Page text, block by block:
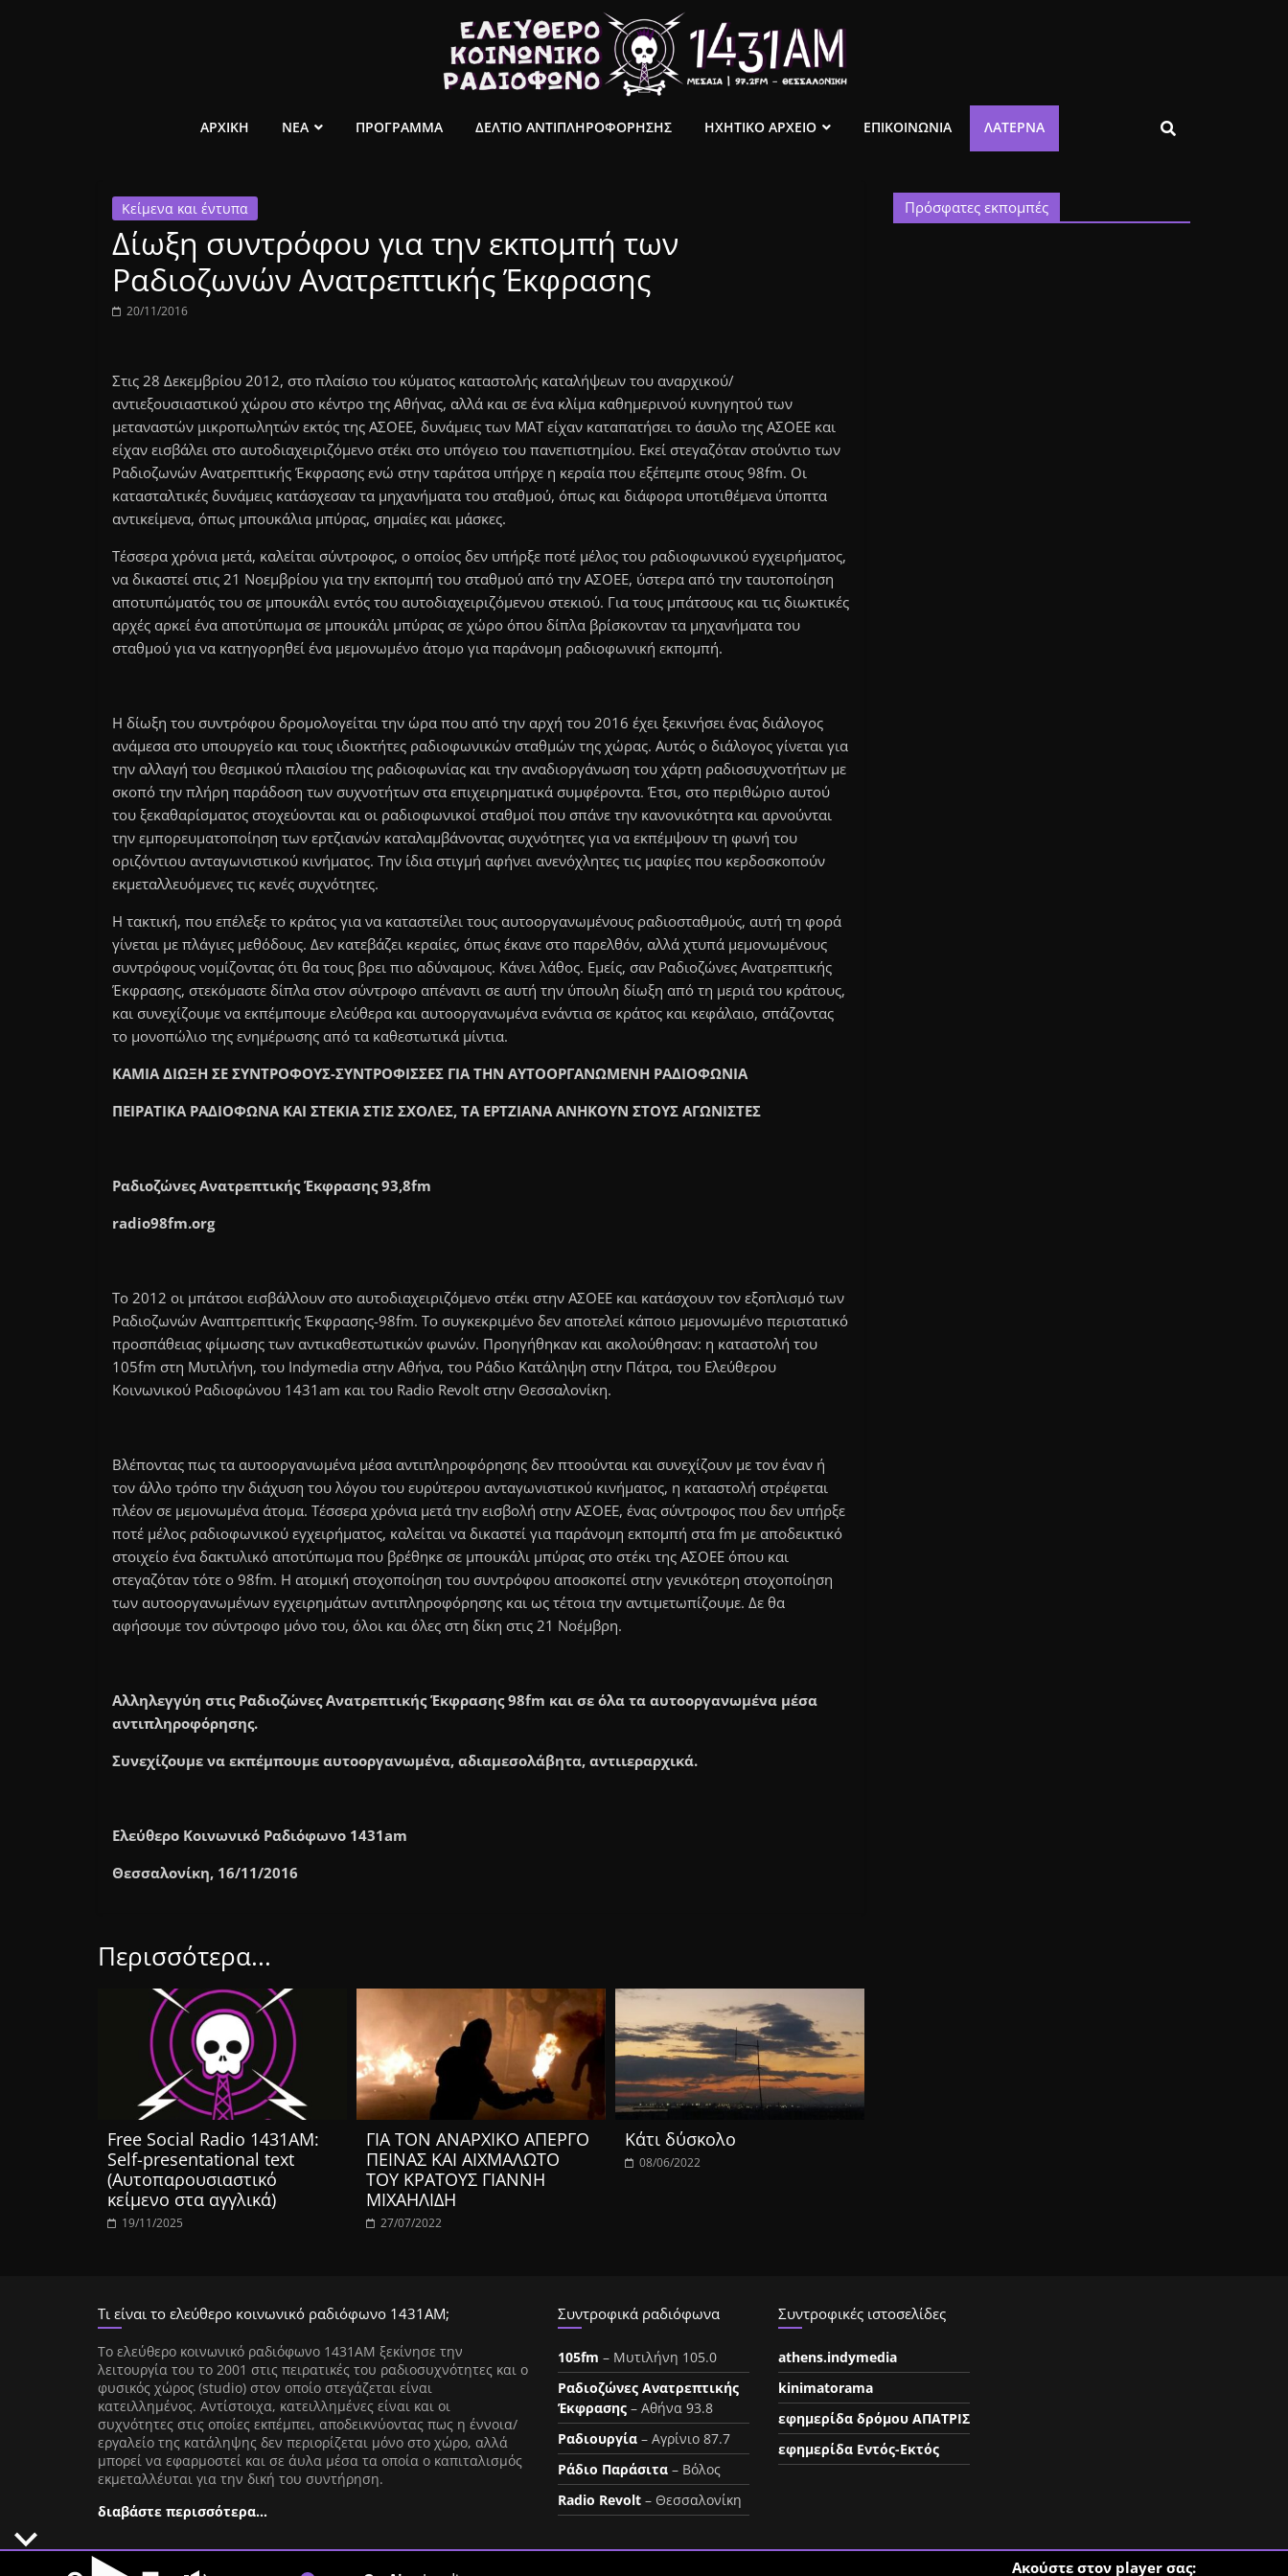
ελεύθερο
ραδιόφωνο
1431AM
ΑΡΧΙΚΗ ΝΕΑ ΠΡΟΓΡΑΜΜΑ ΔΕΛΤΙΟ ΑΝΤΙΠΛΗΡΟΦΟΡΗΣΗΣ ΗΧΗΤΙΚΟ ΑΡΧΕΙΟ ΕΠΙΚΟΙΝΩΝΙΑ ΛΑΤΈΡΝΑ
Κείμενα και έντυπα
Δίωξη συντρόφου για την εκπομπή των
Ραδιοζωνών Ανατρεπτικής Έκφρασης
20/11/2016
Στις 28 Δεκεμβρίου 2012, στο πλαίσιο του κύματος καταστολής καταλήψεων του αναρχικού/
αντιεξουσιαστικού χώρου στο κέντρο της Αθήνας, αλλά και σε ένα κλίμα καθημερινού κυνηγητού των
μεταναστών μικροπωλητών εκτός της ΑΣΟΕΕ, δυνάμεις των ΜΑΤ είχαν καταπατήσει το άσυλο της ΑΣΟΕΕ και
είχαν εισβάλει στο αυτοδιαχειριζόμενο στέκι στο υπόγειο του πανεπιστημίου. Εκεί στεγαζόταν στούντιο των
Ραδιοζωνών Ανατρεπτικής Έκφρασης ενώ στην ταράτσα υπήρχε η κεραία που εξέπεμπε στους 98fm. Οι
κατασταλτικές δυνάμεις κατάσχεσαν τα μηχανήματα του σταθμού, όπως και διάφορα υποτιθέμενα ύποπτα
αντικείμενα, όπως μπουκάλια μπύρας, σημαίες και μάσκες.
Τέσσερα χρόνια μετά, καλείται σύντροφος, ο οποίος δεν υπήρξε ποτέ μέλος του ραδιοφωνικού εγχειρήματος,
να δικαστεί στις 21 Νοεμβρίου για την εκπομπή του σταθμού από την ΑΣΟΕΕ, ύστερα από την ταυτοποίηση
αποτυπώματός του σε μπουκάλι εντός του αυτοδιαχειριζόμενου στεκιού. Για τους μπάτσους και τις διωκτικές
αρχές αρκεί ένα αποτύπωμα σε μπουκάλι μπύρας σε χώρο όπου δίπλα βρίσκονταν τα μηχανήματα του
σταθμού για να κατηγορηθεί ένα μεμονωμένο άτομο για παράνομη ραδιοφωνική εκπομπή.
Η δίωξη του συντρόφου δρομολογείται την ώρα που από την αρχή του 2016 έχει ξεκινήσει ένας διάλογος
ανάμεσα στο υπουργείο και τους ιδιοκτήτες ραδιοφωνικών σταθμών της χώρας. Αυτός ο διάλογος γίνεται για
την αλλαγή του θεσμικού πλαισίου της ραδιοφωνίας και την αναδιοργάνωση του χάρτη ραδιοσυχνοτήτων με
σκοπό την πλήρη παράδοση των συχνοτήτων στα επιχειρηματικά συμφέροντα. Έτσι, στο περιθώριο αυτού
του ξεκαθαρίσματος στοχεύονται και οι ραδιοφωνικοί σταθμοί που σπάνε την κανονικότητα και αρνούνται
την εμπορευματοποίηση των ερτζιανών καταλαμβάνοντας συχνότητες για να εκπέμψουν τη φωνή του
οριζόντιου ανταγωνιστικού κινήματος. Την ίδια στιγμή αφήνει ανενόχλητες τις μαφίες που κερδοσκοπούν
εκμεταλλευόμενες τις κενές συχνότητες.
Η τακτική, που επέλεξε το κράτος για να καταστείλει τους αυτοοργανωμένους ραδιοσταθμούς, αυτή τη φορά
γίνεται με πλάγιες μεθόδους. Δεν κατεβάζει κεραίες, όπως έκανε στο παρελθόν, αλλά χτυπά μεμονωμένους
συντρόφους νομίζοντας ότι θα τους βρει πιο αδύναμους. Κάνει λάθος. Εμείς, σαν Ραδιοζώνες Ανατρεπτικής
Έκφρασης, στεκόμαστε δίπλα στον σύντροφο απέναντι σε αυτή την ύπουλη δίωξη από τη μεριά του κράτους,
και συνεχίζουμε να εκπέμπουμε ελεύθερα και αυτοοργανωμένα ενάντια σε κράτος και κεφάλαιο, σπάζοντας
το μονοπώλιο της ενημέρωσης από τα καθεστωτικά μίντια.
ΚΑΜΙΑ ΔΙΩΞΗ ΣΕ ΣΥΝΤΡΟΦΟΥΣ-ΣΥΝΤΡΟΦΙΣΣΕΣ ΓΙΑ ΤΗΝ ΑΥΤΟΟΡΓΑΝΩΜΕΝΗ ΡΑΔΙΟΦΩΝΙΑ
ΠΕΙΡΑΤΙΚΑ ΡΑΔΙΟΦΩΝΑ ΚΑΙ ΣΤΕΚΙΑ ΣΤΙΣ ΣΧΟΛΕΣ, ΤΑ ΕΡΤΖΙΑΝΑ ΑΝΗΚΟΥΝ ΣΤΟΥΣ ΑΓΩΝΙΣΤΕΣ
Ραδιοζώνες Ανατρεπτικής Έκφρασης 93,8fm
radio98fm.org
Το 2012 οι μπάτσοι εισβάλλουν στο αυτοδιαχειριζόμενο στέκι στην ΑΣΟΕΕ και κατάσχουν τον εξοπλισμό των
Ραδιοζωνών Αναπτρεπτικής Έκφρασης-98fm. Το συγκεκριμένο δεν αποτελεί κάποιο μεμονωμένο περιστατικό
προσπάθειας φίμωσης των αντικαθεστωτικών φωνών. Προηγήθηκαν και ακολούθησαν: η καταστολή του
105fm στη Μυτιλήνη, του Indymedia στην Αθήνα, του Ράδιο Κατάληψη στην Πάτρα, του Ελεύθερου
Κοινωνικού Ραδιοφώνου 1431am και του Radio Revolt στην Θεσσαλονίκη.
Βλέποντας πως τα αυτοοργανωμένα μέσα αντιπληροφόρησης δεν πτοούνται και συνεχίζουν με τον έναν ή
τον άλλο τρόπο την διάχυση του λόγου του ευρύτερου ανταγωνιστικού κινήματος, η καταστολή στρέφεται
πλέον σε μεμονωμένα άτομα. Τέσσερα χρόνια μετά την εισβολή στην ΑΣΟΕΕ, ένας σύντροφος που δεν υπήρξε
ποτέ μέλος ραδιοφωνικού εγχειρήματος, καλείται να δικαστεί για παράνομη εκπομπή στα fm με αποδεικτικό
στοιχείο ένα δακτυλικό αποτύπωμα που βρέθηκε σε μπουκάλι μπύρας στο στέκι της ΑΣΟΕΕ όπου και
στεγαζόταν τότε ο 98fm. Η ατομική στοχοποίηση του συντρόφου αποσκοπεί στην γενικότερη στοχοποίηση
των αυτοοργανωμένων εγχειρημάτων αντιπληροφόρησης και ως τέτοια την αντιμετωπίζουμε. Δε θα
αφήσουμε τον σύντροφο μόνο του, όλοι και όλες στη δίκη στις 21 Νοέμβρη.
Αλληλεγγύη στις Ραδιοζώνες Ανατρεπτικής Έκφρασης 98fm και σε όλα τα αυτοοργανωμένα μέσα
αντιπληροφόρησης.
Συνεχίζουμε να εκπέμπουμε αυτοοργανωμένα, αδιαμεσολάβητα, αντιιεραρχικά.
Ελεύθερο Κοινωνικό Ραδιόφωνο 1431am
Θεσσαλονίκη, 16/11/2016
Περισσότερα...
Free Social Radio 1431AM:
Self-presentational text
(Αυτοπαρουσιαστικό
κείμενο στα αγγλικά)
19/11/2025
ΓΙΑ ΤΟΝ ΑΝΑΡΧΙΚΟ ΑΠΕΡΓΟ
ΠΕΙΝΑΣ ΚΑΙ ΑΙΧΜΑΛΩΤΟ
ΤΟΥ ΚΡΑΤΟΥΣ ΓΙΑΝΝΗ
ΜΙΧΑΗΛΙΔΗ
27/07/2022
Κάτι δύσκολο
08/06/2022
Πρόσφατες εκπομπές
Τι είναι το ελεύθερο κοινωνικό ραδιόφωνο 1431ΑΜ;
Tο ελεύθερο κοινωνικό ραδιόφωνο 1431AM ξεκίνησε την
λειτουργία του το 2001 στις πειρατικές του ραδιοσυχνότητες και ο
φυσικός χώρος (studio) στον οποίο στεγάζεται είναι
κατειλλημένος. Αντίστοιχα, κατειλλημένες είναι και οι
συχνότητες στις οποίες εκπέμπει, αποδεικνύοντας πως η έννοια/
εργαλείο της κατάληψης δεν περιορίζεται μόνο στο χώρο, αλλά
μπορεί να εφαρμοστεί και σε άυλα μέσα τα οποία ο καπιταλισμός
εκμεταλλέυται για την δική του συντήρηση.
διαβάστε περισσότερα…
Συντροφικά ραδιόφωνα
105fm – Μυτιλήνη 105.0
Ραδιοζώνες Ανατρεπτικής
Έκφρασης – Αθήνα 93.8
Ραδιουργία – Αγρίνιο 87.7
Ράδιο Παράσιτα – Βόλος
Radio Revolt – Θεσσαλονίκη
Συντροφικές ιστοσελίδες
athens.indymedia
kinimatorama
εφημερίδα δρόμου ΑΠΑΤΡΙΣ
εφημερίδα Εντός-Εκτός
Ακούστε στον player σας: